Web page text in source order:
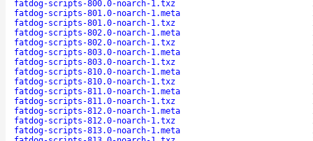
fatdog-scripts-800.0-noarch-1.txz
fatdog-scripts-801.0-noarch-1.meta
fatdog-scripts-801.0-noarch-1.txz
fatdog-scripts-802.0-noarch-1.meta
fatdog-scripts-802.0-noarch-1.txz
fatdog-scripts-803.0-noarch-1.meta
fatdog-scripts-803.0-noarch-1.txz
fatdog-scripts-810.0-noarch-1.meta
fatdog-scripts-810.0-noarch-1.txz
fatdog-scripts-811.0-noarch-1.meta
fatdog-scripts-811.0-noarch-1.txz
fatdog-scripts-812.0-noarch-1.meta
fatdog-scripts-812.0-noarch-1.txz
fatdog-scripts-813.0-noarch-1.meta